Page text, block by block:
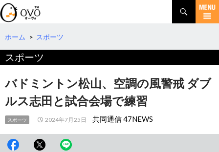
検
索
コ
テ
へ
動
ホーム > スポーツ
スポーツ
バドミントン松山、空調の風警戒 ダブ
ルス志田と試合会場で練習
スポーツ 2024年7月25日 共同通信 47NEWS